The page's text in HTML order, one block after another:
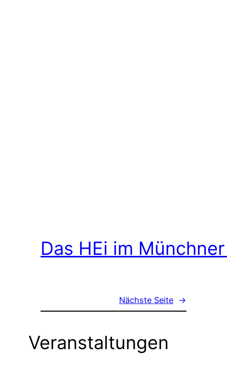
Das HEi im
Nächste Seite →
Veranstaltungen